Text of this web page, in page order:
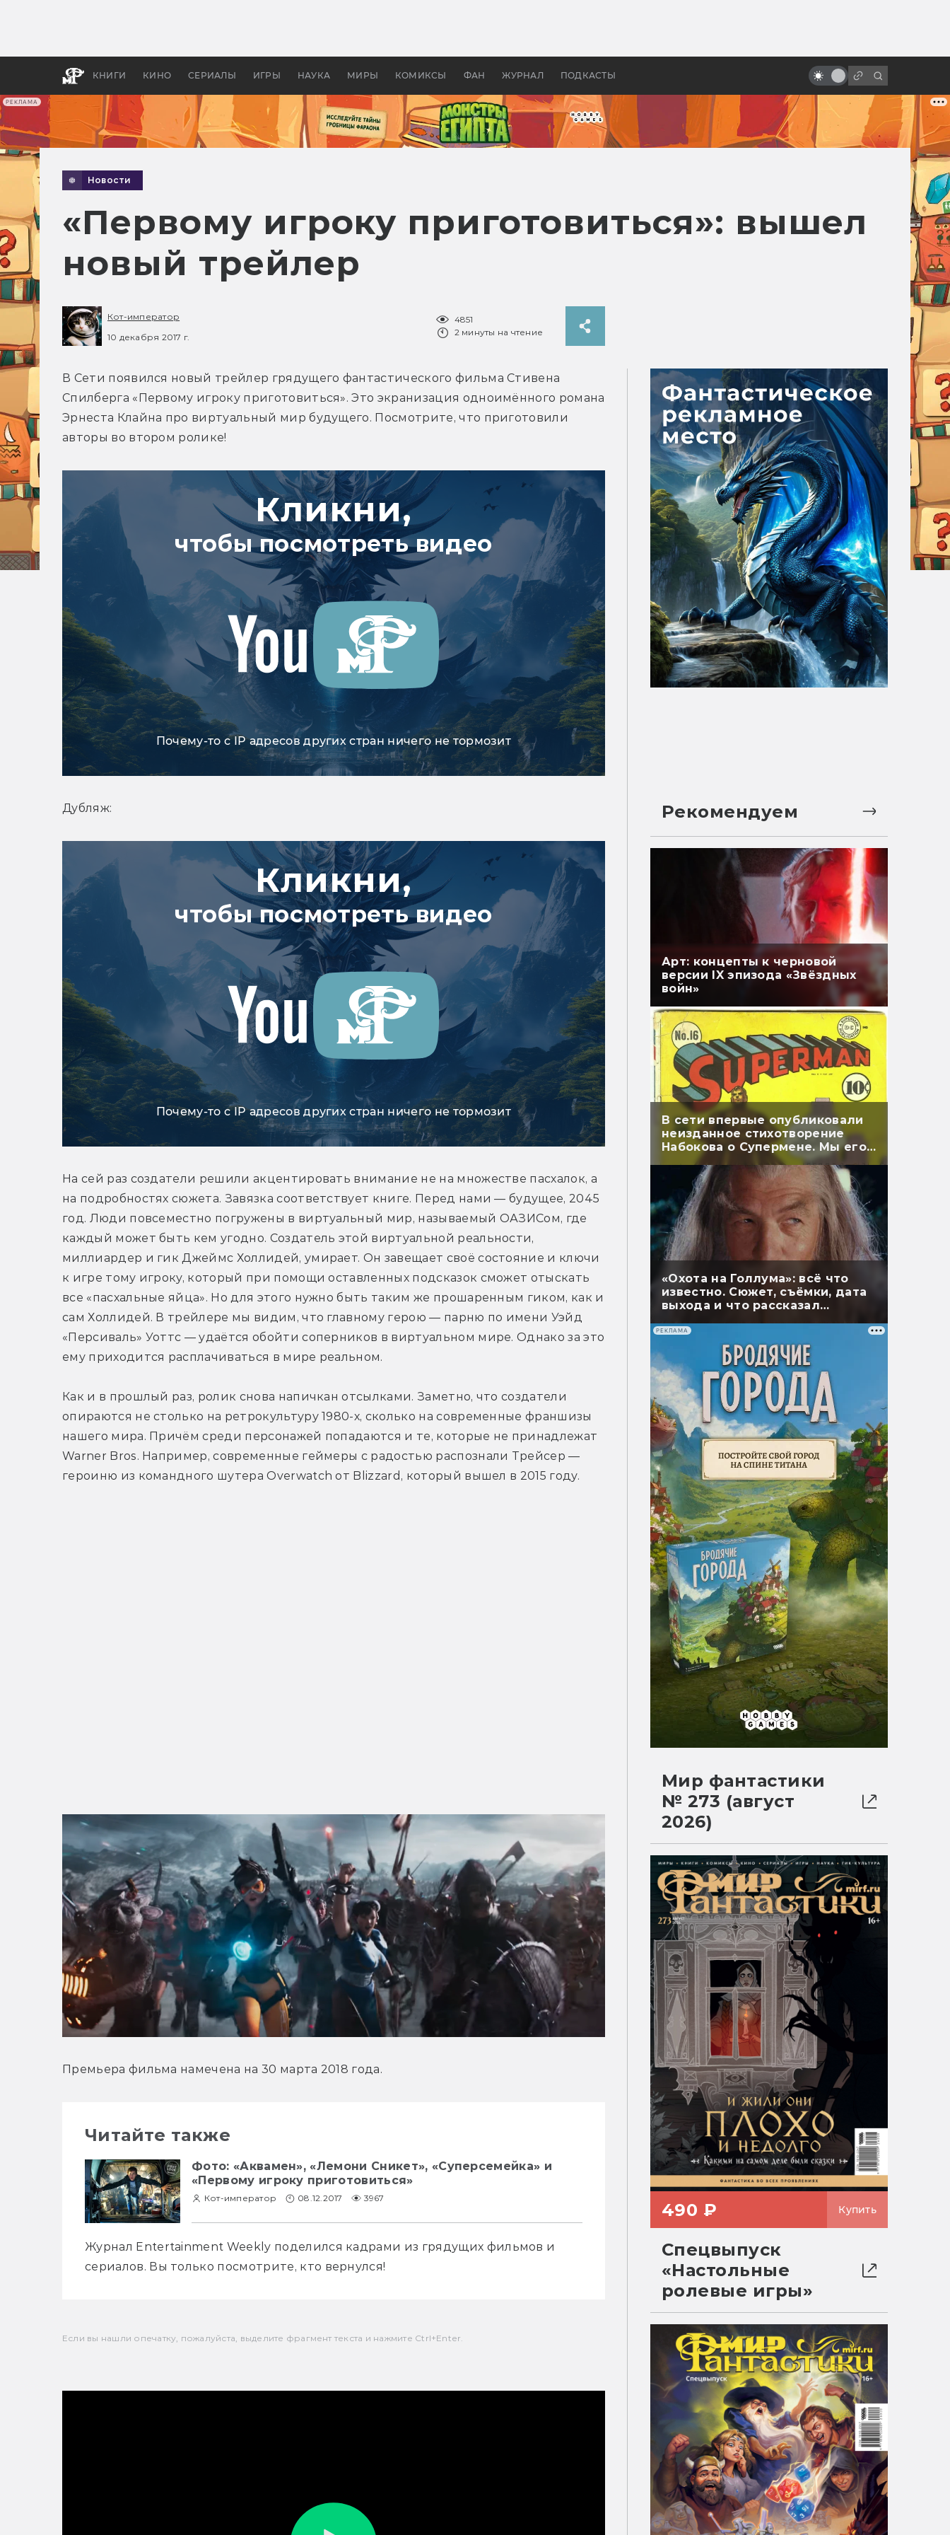
РЕКЛАМА
КНИГИ КИНО СЕРИАЛЫ ИГРЫ НАУКА МИРЫ КОМИКСЫ ФАН ЖУРНАЛ ПОДКАСТЫ
бы «Властелина колец»
Древней Грецией
лезвии
Новости
«Первому игроку приготовиться»: вышел
новый трейлер
Кот-император
10 декабря 2017 г.
4851
2 минуты на чтение
В Сети появился новый трейлер грядущего фантастического фильма Стивена
Спилберга «Первому игроку приготовиться». Это экранизация одноимённого романа
Эрнеста Клайна про виртуальный мир будущего. Посмотрите, что приготовили
авторы во втором ролике!
Кликни,
чтобы посмотреть видео
Почему-то с IP адресов других стран ничего не тормозит
Дубляж:
Кликни,
чтобы посмотреть видео
Почему-то с IP адресов других стран ничего не тормозит
На сей раз создатели решили акцентировать внимание не на множестве пасхалок, а
на подробностях сюжета. Завязка соответствует книге. Перед нами — будущее, 2045
год. Люди повсеместно погружены в виртуальный мир, называемый ОАЗИСом, где
каждый может быть кем угодно. Создатель этой виртуальной реальности,
миллиардер и гик Джеймс Холлидей, умирает. Он завещает своё состояние и ключи
к игре тому игроку, который при помощи оставленных подсказок сможет отыскать
все «пасхальные яйца». Но для этого нужно быть таким же прошаренным гиком, как и
сам Холлидей. В трейлере мы видим, что главному герою — парню по имени Уэйд
«Персиваль» Уоттс — удаётся обойти соперников в виртуальном мире. Однако за это
ему приходится расплачиваться в мире реальном.
Как и в прошлый раз, ролик снова напичкан отсылками. Заметно, что создатели
опираются не столько на ретрокультуру 1980-х, сколько на современные франшизы
нашего мира. Причём среди персонажей попадаются и те, которые не принадлежат
Warner Bros. Например, современные геймеры с радостью распознали Трейсер —
героиню из командного шутера Overwatch от Blizzard, который вышел в 2015 году.
Премьера фильма намечена на 30 марта 2018 года.
Читайте также
Фото: «Аквамен», «Лемони Сникет», «Суперсемейка» и
«Первому игроку приготовиться»
Кот-император 08.12.2017 3967
Журнал Entertainment Weekly поделился кадрами из грядущих фильмов и
сериалов. Вы только посмотрите, кто вернулся!
Если вы нашли опечатку, пожалуйста, выделите фрагмент текста и нажмите Ctrl+Enter.
Рекомендуем
Арт: концепты к черновой
версии IX эпизода «Звёздных
войн»
В сети впервые опубликовали
неизданное стихотворение
Набокова о Супермене. Мы его
перевели
«Охота на Голлума»: всё что
известно. Сюжет, съёмки, дата
выхода и что рассказал
РЕКЛАМА
Мир фантастики
№ 273 (август
2026)
490 ₽ Купить
Спецвыпуск
«Настольные
ролевые игры»